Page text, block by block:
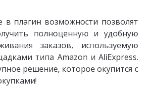
в плагин возможности позволят
полноценную и удобную
заказов, используемую
типа Amazon и AliExpress.
решение, которое окупится с